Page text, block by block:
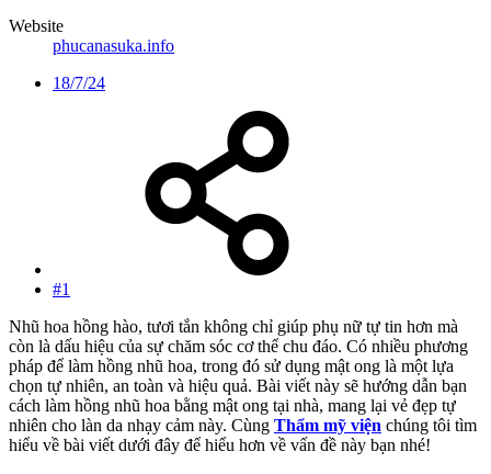
Website
phucanasuka.info
18/7/24
#1
Nhũ hoa hồng hào, tươi tắn không chỉ giúp phụ nữ tự tin hơn mà
còn là dấu hiệu của sự chăm sóc cơ thể chu đáo. Có nhiều phương
pháp để làm hồng nhũ hoa, trong đó sử dụng mật ong là một lựa
chọn tự nhiên, an toàn và hiệu quả. Bài viết này sẽ hướng dẫn bạn
cách làm hồng nhũ hoa bằng mật ong tại nhà, mang lại vẻ đẹp tự
nhiên cho làn da nhạy cảm này. Cùng Thẩm mỹ viện chúng tôi tìm
hiểu về bài viết dưới đây để hiểu hơn về vấn đề này bạn nhé!